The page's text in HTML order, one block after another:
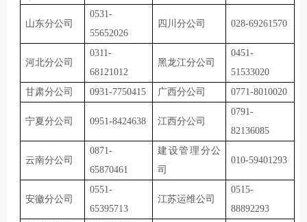
山东分公司
0531-
55652026
四川分公司 028-69261570
河北分公司
0311-
68121012
黑龙江分公司
0451-
51533020
甘肃分公司
0931-7750415 广西分公司 0771-8010020
宁夏分公司 0951-8424638 江西分公司
0791-
82136085
云南分公司
0871-
65870461
建设管理分公
司
010-59401293
安徽分公司
0551-
65395713
江苏运维公司
0515-
88892293